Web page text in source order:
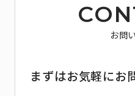
お問
まずはお気軽にお